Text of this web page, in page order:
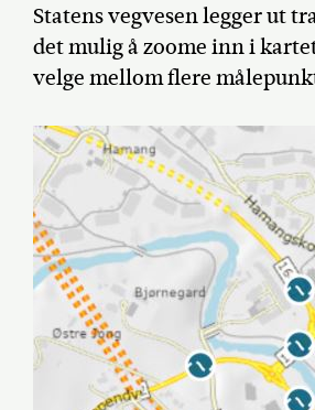
Statens vegvesen legger ut
det mulig å zoome inn i
velge mellom flere